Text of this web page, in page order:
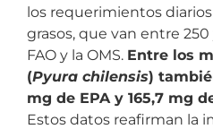
los requerimientos
grasos, que van entre
FAO y la OMS. Entre los
(Pyura chilensis)
mg de EPA y 165,7 mg
Estos datos reafirman la